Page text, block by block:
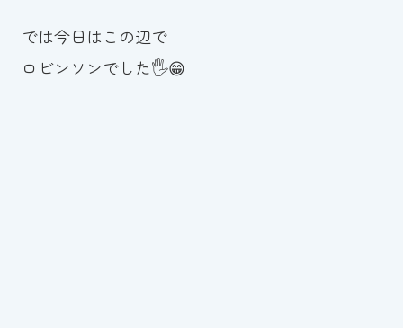
では今日はこの辺で
ロビンソンでした🖐😁